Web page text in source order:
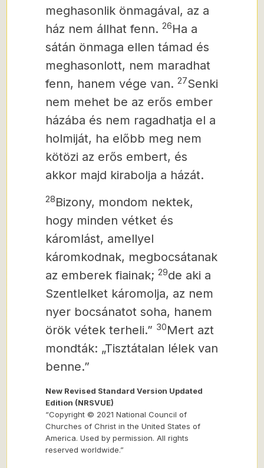
meghasonlik önmagával, az a
ház nem állhat fenn. 26Ha a
sátán önmaga ellen támad és
meghasonlott, nem maradhat
fenn, hanem vége van. 27Senki
nem mehet be az erős ember
házába és nem ragadhatja el a
holmiját, ha előbb meg nem
kötözi az erős embert, és
akkor majd kirabolja a házát.
28Bizony, mondom nektek,
hogy minden vétket és
káromlást, amellyel
káromkodnak, megbocsátanak
az emberek fiainak; 29de aki a
Szentlelket káromolja, az nem
nyer bocsánatot soha, hanem
örök vétek terheli.” 30Mert azt
mondták: „Tisztátalan lélek van
benne.”
New Revised Standard Version Updated
Edition (NRSVUE)
“Copyright © 2021 National Council of
Churches of Christ in the United States of
America. Used by permission. All rights
reserved worldwide.”